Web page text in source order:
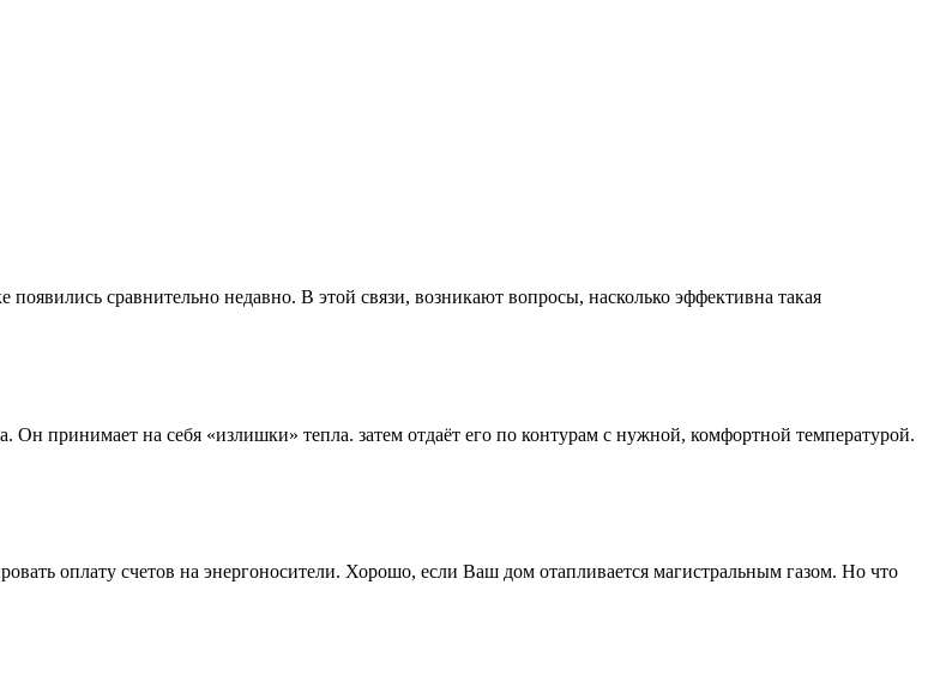
сравнительно недавно. В этой связи, возникают вопросы, насколько эффективна такая
Он принимает на себя «излишки» тепла. затем отдаёт его по контурам с нужной, комфортной температурой.
оплату счетов на энергоносители. Хорошо, если Ваш дом отапливается магистральным газом. Но что